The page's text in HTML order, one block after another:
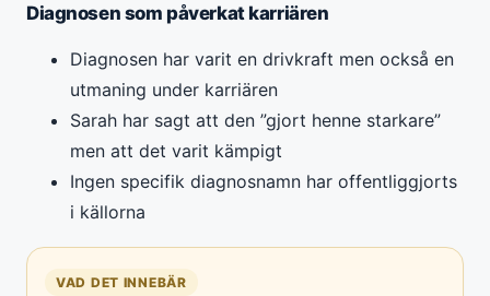
Diagnosen som påverkat karriären
Diagnosen har varit en drivkraft men också en
utmaning under karriären
Sarah har sagt att den ”gjort henne starkare”
men att det varit kämpigt
Ingen specifik diagnosnamn har offentliggjorts
i källorna
VAD DET INNEBÄR